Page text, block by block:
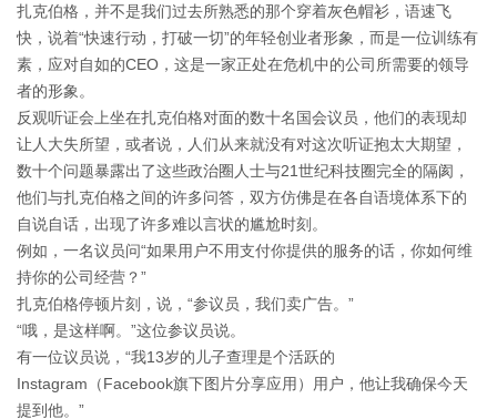
扎克伯格，并不是我们过去所熟悉的那个穿着灰色帽衫，语速飞
快，说着“快速行动，打破一切”的年轻创业者形象，而是一位训练有
素，应对自如的CEO，这是一家正处在危机中的公司所需要的领导
者的形象。
反观听证会上坐在扎克伯格对面的数十名国会议员，他们的表现却
让人大失所望，或者说，人们从来就没有对这次听证抱太大期望，
数十个问题暴露出了这些政治圈人士与21世纪科技圈完全的隔阂，
他们与扎克伯格之间的许多问答，双方仿佛是在各自语境体系下的
自说自话，出现了许多难以言状的尴尬时刻。
例如，一名议员问“如果用户不用支付你提供的服务的话，你如何维
持你的公司经营？”
扎克伯格停顿片刻，说，“参议员，我们卖广告。”
“哦，是这样啊。”这位参议员说。
有一位议员说，“我13岁的儿子查理是个活跃的
Instagram（Facebook旗下图片分享应用）用户，他让我确保今天
提到他。”